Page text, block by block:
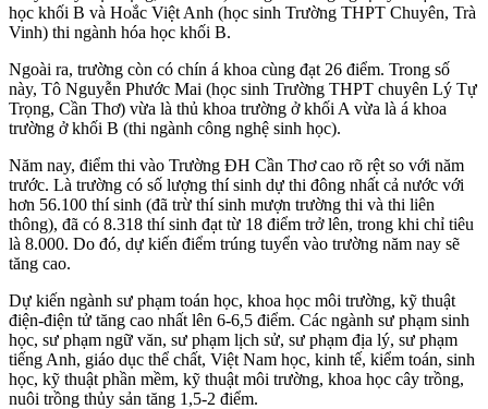
học khối B và Hoắc Việt Anh (học sinh Trường THPT Chuyên, Trà
Vinh) thi ngành hóa học khối B.
Ngoài ra, trường còn có chín á khoa cùng đạt 26 điểm. Trong số
này, Tô Nguyễn Phước Mai (học sinh Trường THPT chuyên Lý Tự
Trọng, Cần Thơ) vừa là thủ khoa trường ở khối A vừa là á khoa
trường ở khối B (thi ngành công nghệ sinh học).
Năm nay, điểm thi vào Trường ĐH Cần Thơ cao rõ rệt so với năm
trước. Là trường có số lượng thí sinh dự thi đông nhất cả nước với
hơn 56.100 thí sinh (đã trừ thí sinh mượn trường thi và thi liên
thông), đã có 8.318 thí sinh đạt từ 18 điểm trở lên, trong khi chỉ tiêu
là 8.000. Do đó, dự kiến điểm trúng tuyển vào trường năm nay sẽ
tăng cao.
Dự kiến ngành sư phạm toán học, khoa học môi trường, kỹ thuật
điện-điện tử tăng cao nhất lên 6-6,5 điểm. Các ngành sư phạm sinh
học, sư phạm ngữ văn, sư phạm lịch sử, sư phạm địa lý, sư phạm
tiếng Anh, giáo dục thể chất, Việt Nam học, kinh tế, kiểm toán, sinh
học, kỹ thuật phần mềm, kỹ thuật môi trường, khoa học cây trồng,
nuôi trồng thủy sản tăng 1,5-2 điểm.